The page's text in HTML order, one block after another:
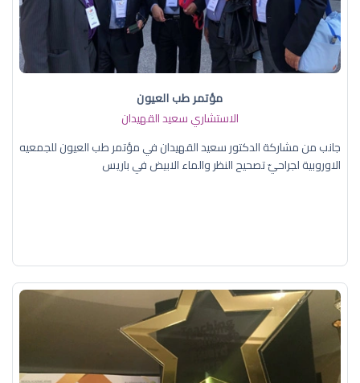
مؤتمر طب العيون
الاستشاري سعيد القهيدان
جانب من مشاركة الدكتور سعيد القهيدان في مؤتمر طب العيون للجمعيه
الاوروبية لجراحيّ تصحيح النظر والماء الابيض في باريس